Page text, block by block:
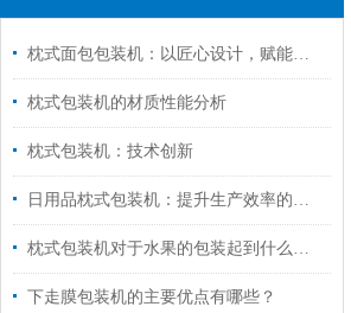
枕式面包包装机：以匠心设计，赋能面包产业高效进阶
枕式包装机的材质性能分析
枕式包装机：技术创新
日用品枕式包装机：提升生产效率的智能选择
枕式包装机对于水果的包装起到什么作用？
下走膜包装机的主要优点有哪些？